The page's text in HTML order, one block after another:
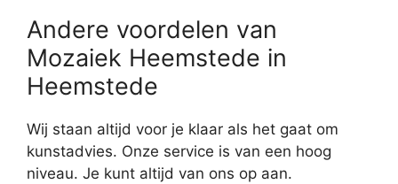
Andere voordelen van
Mozaiek Heemstede in
Heemstede
Wij staan altijd voor je klaar als het gaat om
kunstadvies. Onze service is van een hoog
niveau. Je kunt altijd van ons op aan.